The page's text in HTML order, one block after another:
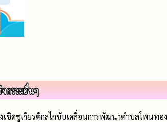
เชิดชูเกียรติกลไกขับเคลื่อนการพัฒนาตำบลโพนทอง